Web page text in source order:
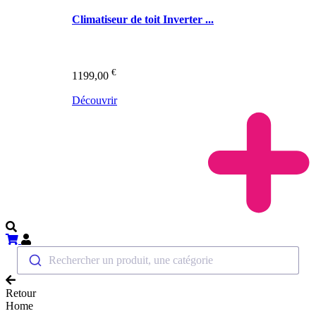
Climatiseur de toit Inverter ...
1199,00 €
Découvrir
Rechercher un produit, une catégorie
Retour
Home